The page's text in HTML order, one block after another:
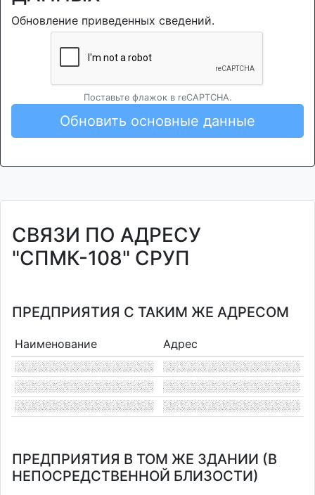
Обновление приведенных сведений.
Поставьте флажок в reCAPTCHA.
Обновить основные данные
СВЯЗИ ПО АДРЕСУ
"СПМК-108" СРУП
ПРЕДПРИЯТИЯ С ТАКИМ ЖЕ АДРЕСОМ
Наименование Адрес
ПРЕДПРИЯТИЯ В ТОМ ЖЕ ЗДАНИИ (В
НЕПОСРЕДСТВЕННОЙ БЛИЗОСТИ)